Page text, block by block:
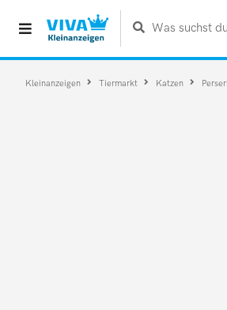
Was suchst
Kleinanzeigen Tiermarkt Katzen